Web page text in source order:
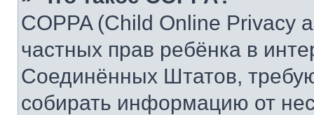
COPPA (Child Online Privacy
частных прав ребёнка в
Соединённых Штатов,
собирать информацию от